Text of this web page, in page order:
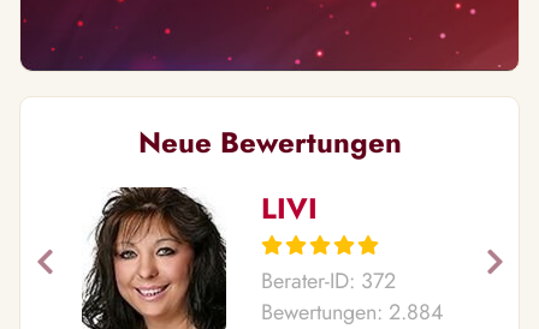
Neue Bewertungen
LIVI
Berater-ID: 372
Bewertungen: 2.884